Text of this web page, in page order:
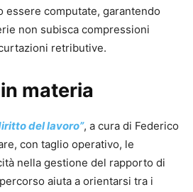
essere computate, garantendo
non subisca compressioni
retributive.
materia
del lavoro”, a cura di Federico
con taglio operativo, le
nella gestione del rapporto di
aiuta a orientarsi tra i